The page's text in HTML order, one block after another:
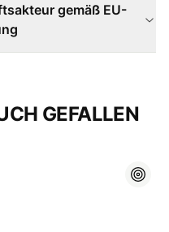
gemäß EU-
GEFALLEN